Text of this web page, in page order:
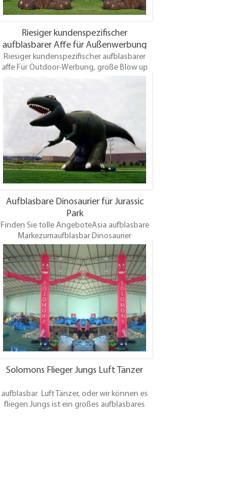
Riesiger kundenspezifischer
aufblasbarer Affe für Außenwerbung
Riesiger kundenspezifischer aufblasbarer
affe Für Outdoor-Werbung, große Blow up
Tiere Requisiten für die Förderung Ihrer
verkaufen.
Aufblasbare Dinosaurier für Jurassic
Park
Finden Sie tolle AngeboteAsia aufblasbare
Markezumaufblasbar Dinosaurier
,aufblasbarRentier ,aufblasbarHai ,Jura Park
,aufblasbarTiger ,aufblasbarWal
Solomons Flieger Jungs Luft Tänzer
aufblasbar Luft Tänzer, oder wir können es
fliegen Jungs ist ein großes aufblasbares